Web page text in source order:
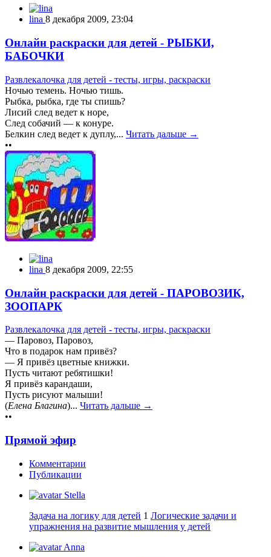
lina 8 декабря 2009, 23:04
Онлайн раскраски для детей - РЫБКИ,
БАБОЧКИ
Развлекалочка для детей - тесты, игры, раскраски
Ночью темень. Ночью тишь.
Рыбка, рыбка, где ты спишь?
Лисий след ведет к норе,
След собачий — к конуре.
Белкин след ведет к дуплу,... Читать дальше →
••
lina 8 декабря 2009, 22:55
Онлайн раскраски для детей - ПАРОВОЗИК,
ЗООПАРК
Развлекалочка для детей - тесты, игры, раскраски
— Паровоз, Паровоз,
Что в подарок нам привёз?
— Я привёз цветные книжки.
Пусть читают ребятишки!
Я привёз карандаши,
Пусть рисуют малыши!
(Елена Благина)... Читать дальше →
••
Прямой эфир
Комментарии
Публикации
Stella
Задача на логику для детей 1 Логические задачи и
упражнения на развитие мышления у детей
Anna